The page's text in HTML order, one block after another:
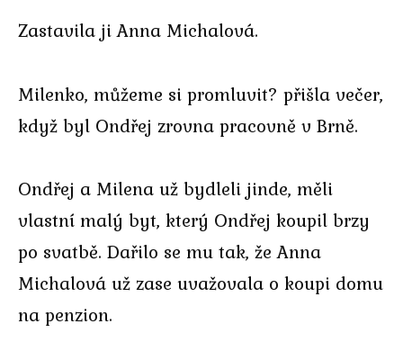
Zastavila ji Anna Michalová.
Milenko, můžeme si promluvit? přišla večer,
když byl Ondřej zrovna pracovně v Brně.
Ondřej a Milena už bydleli jinde, měli
vlastní malý byt, který Ondřej koupil brzy
po svatbě. Dařilo se mu tak, že Anna
Michalová už zase uvažovala o koupi domu
na penzion.